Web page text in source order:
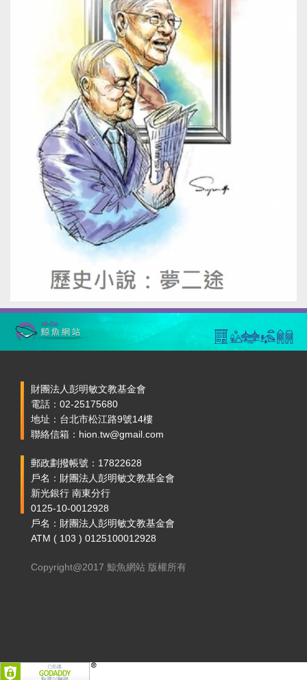
財團法人彭明敏文教基金會
電話：02-25175680
地址：台北市松江路9號14樓
聯絡信箱：hion.tw@gmail.com
郵政劃撥帳號：17822628
戶名：財團法人彭明敏文教基金會
新光銀行 南東分行
0125-10-0012928
戶名：財團法人彭明敏文教基金會
ATM ( 103 ) 0125100012928
Copyright@2017 鯨魚網站 版權所有